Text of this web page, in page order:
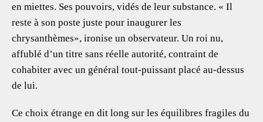
en miettes. Ses pouvoirs, vidés de leur substance. « Il
reste à son poste juste pour inaugurer les
chrysanthèmes», ironise un observateur. Un roi nu,
affublé d’un titre sans réelle autorité, contraint de
cohabiter avec un général tout-puissant placé au-dessus
de lui.
Ce choix étrange en dit long sur les équilibres fragiles du